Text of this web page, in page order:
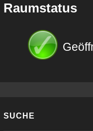
Raumstatus
SUCHE